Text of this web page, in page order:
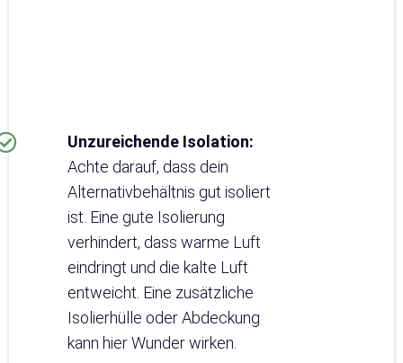
Unzureichende Isolation:
Achte darauf, dass dein
Alternativbehältnis gut isoliert
ist. Eine gute Isolierung
verhindert, dass warme Luft
eindringt und die kalte Luft
entweicht. Eine zusätzliche
Isolierhülle oder Abdeckung
kann hier Wunder wirken.